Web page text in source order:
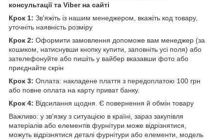
консультації та Viber на сайті
Крок 1: Зв'яжіть із нашим менеджером, вкажіть код товару,
уточніть наявність розміру
Крок 2: Оформити замовлення допоможе вам менеджер (за
кошиком, натиснувши кнопку купити, заповніть усі поля) або
зателефонуйте або пишіть у вайбер вказавши фото або
приєднайте скрін
Крок 3: Оплата: накладене плаття з передоплатою 100 грн
або повне оплата на карту приват банку.
Крок 4: Відсилання щодня. Є повернення й обмін товару
Важливо: у зв'язку з ситуацією в країні, зараз закупівля
матеріалів або елементів фурнітури може відрізнятися,
можуть відрізнятися деталі фурнітури або елементи, модель